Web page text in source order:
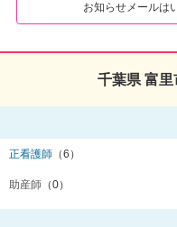
お知らせメールは
千葉県 富
正看護師 （6）
助産師 （0）